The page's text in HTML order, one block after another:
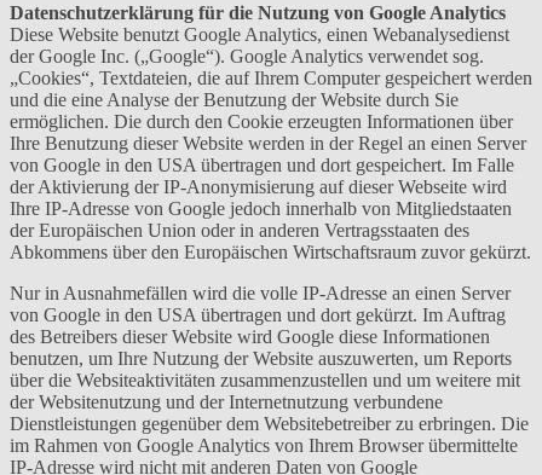
Datenschutzerklärung für die Nutzung von Google Analytics
Diese Website benutzt Google Analytics, einen Webanalysedienst
der Google Inc. („Google“). Google Analytics verwendet sog.
„Cookies“, Textdateien, die auf Ihrem Computer gespeichert werden
und die eine Analyse der Benutzung der Website durch Sie
ermöglichen. Die durch den Cookie erzeugten Informationen über
Ihre Benutzung dieser Website werden in der Regel an einen Server
von Google in den USA übertragen und dort gespeichert. Im Falle
der Aktivierung der IP-Anonymisierung auf dieser Webseite wird
Ihre IP-Adresse von Google jedoch innerhalb von Mitgliedstaaten
der Europäischen Union oder in anderen Vertragsstaaten des
Abkommens über den Europäischen Wirtschaftsraum zuvor gekürzt.
Nur in Ausnahmefällen wird die volle IP-Adresse an einen Server
von Google in den USA übertragen und dort gekürzt. Im Auftrag
des Betreibers dieser Website wird Google diese Informationen
benutzen, um Ihre Nutzung der Website auszuwerten, um Reports
über die Websiteaktivitäten zusammenzustellen und um weitere mit
der Websitenutzung und der Internetnutzung verbundene
Dienstleistungen gegenüber dem Websitebetreiber zu erbringen. Die
im Rahmen von Google Analytics von Ihrem Browser übermittelte
IP-Adresse wird nicht mit anderen Daten von Google